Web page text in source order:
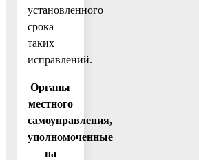
установленного
срока
таких
исправлений.
Органы
местного
самоуправления,
уполномоченные
на